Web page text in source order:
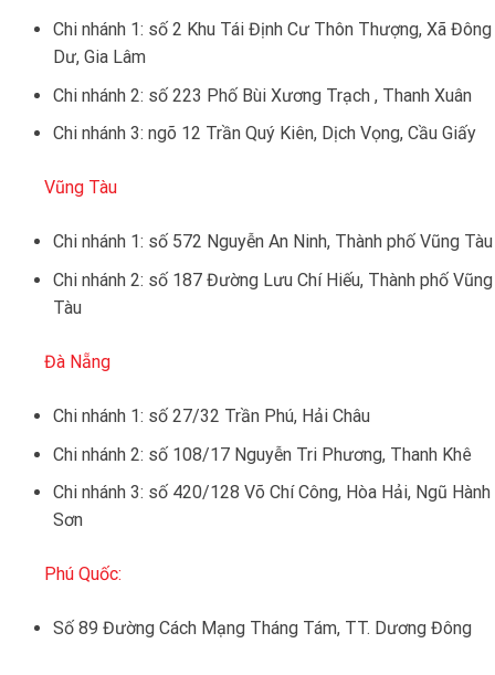
Chi nhánh 1: số 2 Khu Tái Định Cư Thôn Thượng, Xã Đông
Dư, Gia Lâm
Chi nhánh 2: số 223 Phố Bùi Xương Trạch , Thanh Xuân
Chi nhánh 3: ngõ 12 Trần Quý Kiên, Dịch Vọng, Cầu Giấy
Vũng Tàu
Chi nhánh 1: số 572 Nguyễn An Ninh, Thành phố Vũng Tàu
Chi nhánh 2: số 187 Đường Lưu Chí Hiếu, Thành phố Vũng
Tàu
Đà Nẵng
Chi nhánh 1: số 27/32 Trần Phú, Hải Châu
Chi nhánh 2: số 108/17 Nguyễn Tri Phương, Thanh Khê
Chi nhánh 3: số 420/128 Võ Chí Công, Hòa Hải, Ngũ Hành
Sơn
Phú Quốc:
Số 89 Đường Cách Mạng Tháng Tám, TT. Dương Đông